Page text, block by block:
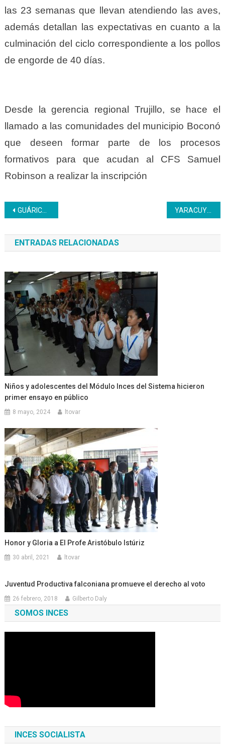
las 23 semanas que llevan atendiendo las aves,
además detallan las expectativas en cuanto a la
culminación del ciclo correspondiente a los pollos
de engorde de 40 días.
Desde la gerencia regional Trujillo, se hace el
llamado a las comunidades del municipio Boconó
que deseen formar parte de los procesos
formativos para que acudan al CFS Samuel
Robinson a realizar la inscripción
Navegación
de
entradas
GUÁRICO | Jóvenes: vanguardia de la Revolución Bolivariana YARACUY | En el Inces se optimizan las ambientes de aprendizajes
ENTRADAS RELACIONADAS
Niños y adolescentes del Módulo Inces del Sistema hicieron
primer ensayo en público
8 mayo, 2024 ltovar
Honor y Gloria a El Profe Aristóbulo Istúriz
30 abril, 2021 ltovar
Juventud Productiva falconiana promueve el derecho al voto
26 febrero, 2018 Gilberto Daly
SOMOS INCES
INCES SOCIALISTA